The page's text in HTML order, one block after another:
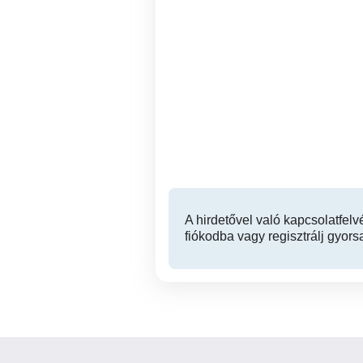
A hirdetővel való
fiókodba vagy regisztrálj